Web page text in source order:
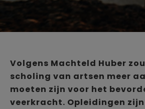
Volgens Machteld Huber
scholing van artsen meer
moeten zijn voor het
veerkracht. Opleidingen